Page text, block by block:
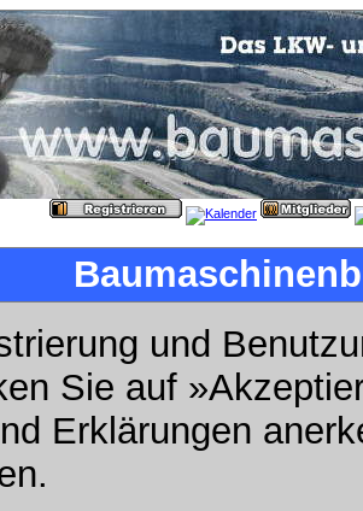
und
Sie auf
Erklärungen